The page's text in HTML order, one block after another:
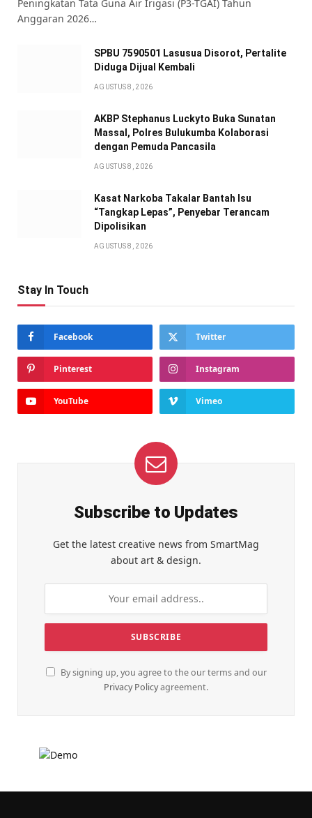
Peningkatan Tata Guna Air Irigasi (P3-TGAI) Tahun
Anggaran 2026…
SPBU 7590501 Lasusua Disorot, Pertalite
Diduga Dijual Kembali
AGUSTUS 8, 2026
AKBP Stephanus Luckyto Buka Sunatan
Massal, Polres Bulukumba Kolaborasi
dengan Pemuda Pancasila
AGUSTUS 8, 2026
Kasat Narkoba Takalar Bantah Isu
“Tangkap Lepas”, Penyebar Terancam
Dipolisikan
AGUSTUS 8, 2026
Stay In Touch
Facebook Twitter
Pinterest Instagram
YouTube Vimeo
Subscribe to Updates
Get the latest creative news from SmartMag
about art & design.
By signing up, you agree to the our terms and our
Privacy Policyagreement.